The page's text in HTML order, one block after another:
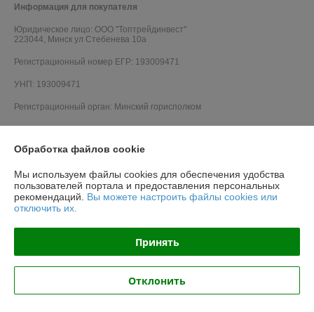
Информация для покупателя
Юридическое лицо: ООО "Топтрейдинвест"
223044, Минск ул Стебенева 10а
Регистрационный номер ЕГР: 193009471
УНП: 193009471
Регистрационный орган: Минский горисполком
Обработка файлов cookie
Мы используем файлы cookies для обеспечения удобства
пользователей портала и предоставления персональных
рекомендаций. Вы можете настроить файлы cookies или
отключить их.
Принять
Отклонить